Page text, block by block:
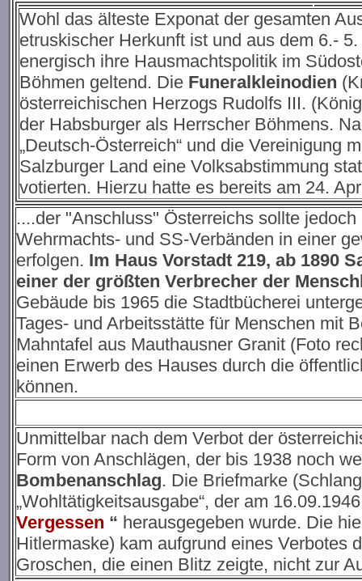
Wohl das älteste Exponat der gesamten
etruskischer Herkunft ist und aus dem 6.-
energisch ihre Hausmachtspolitik im
Böhmen geltend. Die Funeralkleinodien
österreichischen Herzogs Rudolfs III.
der Habsburger als Herrscher Böhmens.
„Deutsch-Österreich“ und die Vereinigung
Salzburger Land eine Volksabstimmung
votierten. Hierzu hatte es bereits am 24.
....der "Anschluss" Österreichs sollte
Wehrmachts- und SS-Verbänden in einer
erfolgen. Im Haus Vorstadt 219, ab 1890
einer der größten Verbrecher der
Gebäude bis 1965 die Stadtbücherei
Tages- und Arbeitsstätte für Menschen mit
Mahntafel aus Mauthausner Granit (Foto
einen Erwerb des Hauses durch die
können.
Unmittelbar nach dem Verbot der
Form von Anschlägen, der bis 1938 noch
Bombenanschlag. Die Briefmarke
„Wohltätigkeitsausgabe“, der am
Vergessen “ herausgegeben wurde. Die
Hitlermaske) kam aufgrund eines Verbotes
Groschen, die einen Blitz zeigte, nicht zur